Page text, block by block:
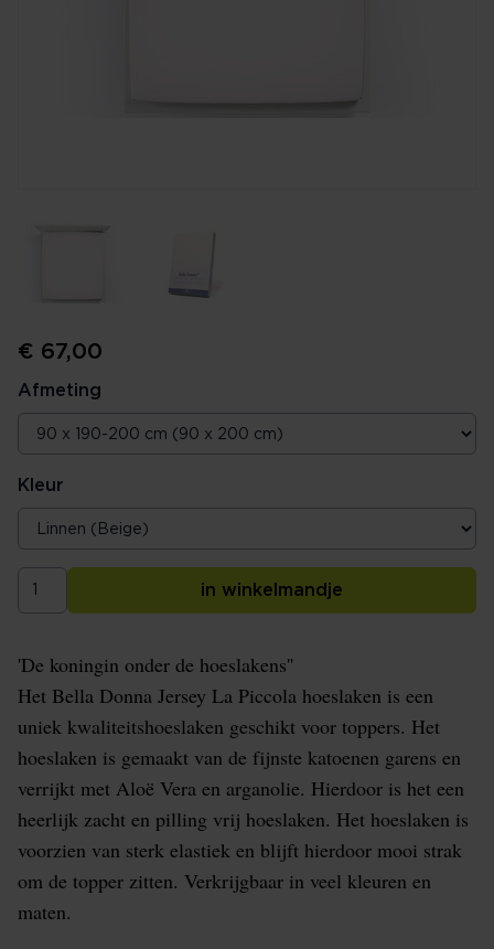
€ 67,00
Afmeting
Kleur
in winkelmandje
'De koningin onder de hoeslakens''
Het Bella Donna Jersey La Piccola hoeslaken is een
uniek kwaliteitshoeslaken geschikt voor toppers. Het
hoeslaken is gemaakt van de fijnste katoenen garens en
verrijkt met Aloë Vera en arganolie. Hierdoor is het een
heerlijk zacht en pilling vrij hoeslaken. Het hoeslaken is
voorzien van sterk elastiek en blijft hierdoor mooi strak
om de topper zitten. Verkrijgbaar in veel kleuren en
maten.